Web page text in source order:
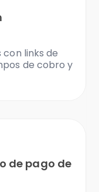
links de
de cobro y
de pago de